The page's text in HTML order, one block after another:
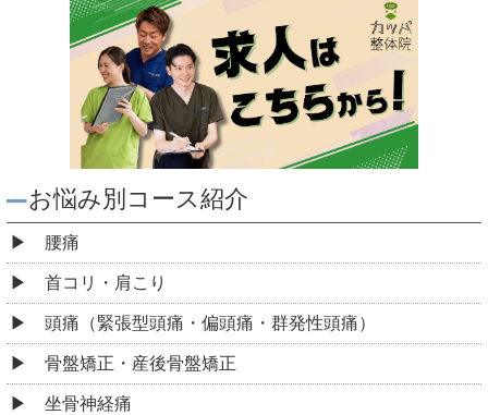
お悩み別コース紹介
腰痛
首コリ・肩こり
頭痛（緊張型頭痛・偏頭痛・群発性頭痛）
骨盤矯正・産後骨盤矯正
坐骨神経痛